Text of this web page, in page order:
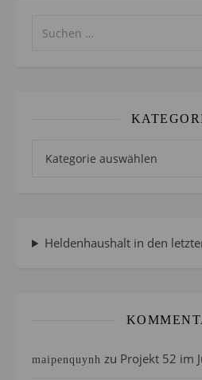
Heldenhaushalt in den
maipenquynh zu Projekt 52 im